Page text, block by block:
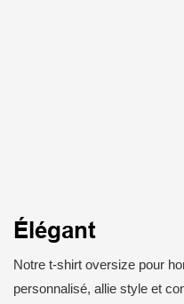
Élégant
Notre t-shirt oversize pour
personnalisé, allie style et